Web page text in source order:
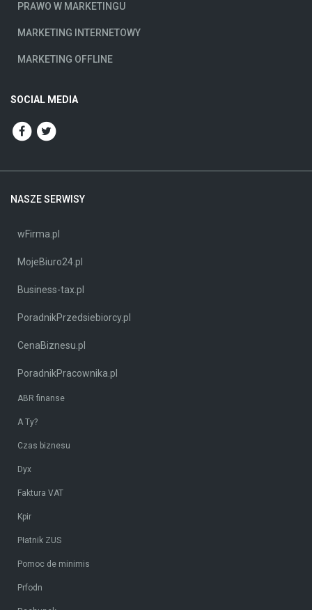
PRAWO W MARKETINGU
MARKETING INTERNETOWY
MARKETING OFFLINE
SOCIAL MEDIA
NASZE SERWISY
wFirma.pl
MojeBiuro24.pl
Business-tax.pl
PoradnikPrzedsiebiorcy.pl
CenaBiznesu.pl
PoradnikPracownika.pl
ABR finanse
A Ty?
Czas biznesu
Dyx
Faktura VAT
Kpir
Płatnik ZUS
Pomoc de minimis
Prfodn